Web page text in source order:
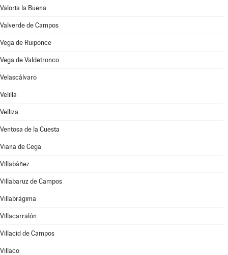
Valoria la Buena
Valverde de Campos
Vega de Ruiponce
Vega de Valdetronco
Velascálvaro
Velilla
Velliza
Ventosa de la Cuesta
Viana de Cega
Villabáñez
Villabaruz de Campos
Villabrágima
Villacarralón
Villacid de Campos
Villaco